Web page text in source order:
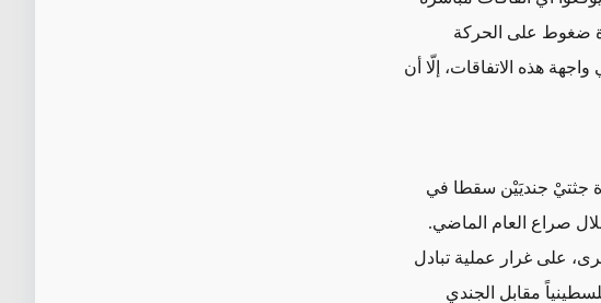
ضغوط على الحركة
هذه الاتفاقات، إلّا أن
جثتيْ جنديَيْن سقطا في
صراع العام الماضي.
على غرار
عملية تبادل
توسطت فيها مصر لتحرير 1027 سجيناً فلسطينياً مقابل الجندي